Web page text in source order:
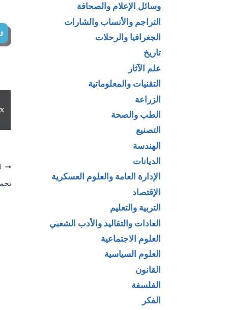
وسائل الإعلام والصحافة
التراجم والأنساب والشارات
الجغرافيا والرحلات
تاريخ
علم الآثار
التقنيات والمعلوماتية
الزراعة
الطب والصحة
التصنيع
الهندسة
الديانات
الإدارة العامة والعلوم العسكرية
الإقتصاد
التربية والتعليم
العادات والتقاليد والأدب الشعبي
العلوم الاجتماعية
العلوم السياسية
القانون
الفلسفة
الفكر